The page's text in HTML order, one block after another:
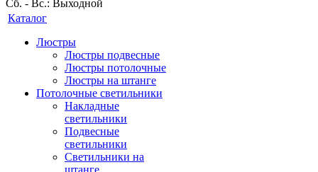
Сб. - Вс.: Выходной
Каталог
Люстры
Люстры подвесные
Люстры потолочные
Люстры на штанге
Потолочные светильники
Накладные
светильники
Подвесные
светильники
Светильники на
штанге